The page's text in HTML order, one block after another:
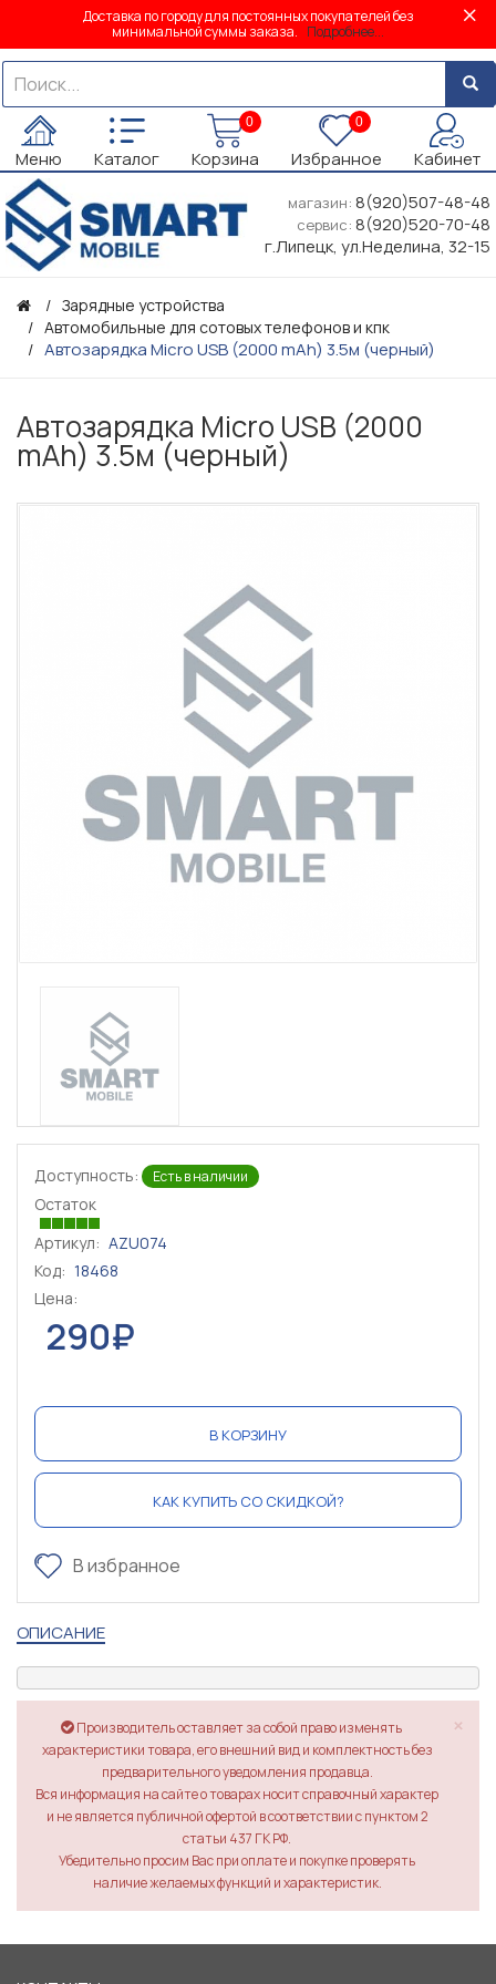
Доставка по городу для постоянных покупателей без
минимальной суммы заказа. Подробнее...
Меню Каталог
0
Корзина
0
Избранное Кабинет
магазин: 8(920)507-48-48
сервис: 8(920)520-70-48
г.Липецк, ул.Неделина, 32-15
Зарядные устройства
Автомобильные для сотовых телефонов и кпк
Автозарядка Micro USB (2000 mAh) 3.5м (черный)
Автозарядка Micro USB (2000
mAh) 3.5м (черный)
Доступность: Есть в наличии
Остаток
Артикул: AZU074
Код: 18468
Цена:
290₽
В КОРЗИНУ
КАК КУПИТЬ СО СКИДКОЙ?
В избранное
ОПИСАНИЕ
×
Производитель оставляет за собой право изменять
характеристики товара, его внешний вид и комплектность без
предварительного уведомления продавца.
Вся информация на сайте о товарах носит справочный характер
и не является публичной офертой в соответствии с пунктом 2
статьи 437 ГК РФ.
Убедительно просим Вас при оплате и покупке проверять
наличие желаемых функций и характеристик.